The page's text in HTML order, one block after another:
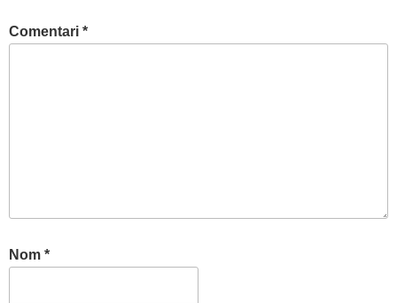
Comentari *
Nom *